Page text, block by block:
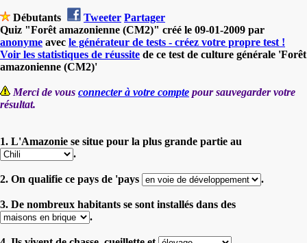
Débutants Tweeter Partager
Quiz "Forêt amazonienne (CM2)" créé le 09-01-2009 par
anonyme avec le générateur de tests - créez votre propre test !
Voir les statistiques de réussite de ce test de culture générale 'Forêt
amazonienne (CM2)'
Merci de vous connecter à votre compte pour sauvegarder votre
résultat.
1. L'Amazonie se situe pour la plus grande partie au
.
2. On qualifie ce pays de 'pays .
3. De nombreux habitants se sont installés dans des
.